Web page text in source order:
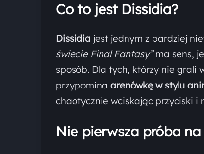
Co to jest Dissidia?
Dissidia jest jednym z bardziej
świecie Final Fantasy”ma sens,
sposób. Dla tych, którzy nie grali
przypomina arenówkę w stylu
chaotycznie wciskając przyciski i
Nie pierwsza próba